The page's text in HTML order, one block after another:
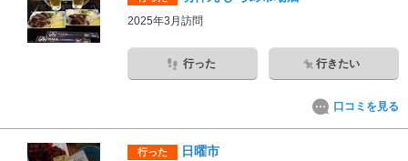
2025年3月訪問
行った 行きたい
口コミを見る
行った 日曜市